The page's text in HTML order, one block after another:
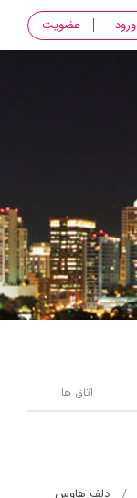
ورود عضویت
اتاق ها
دلف هاوس